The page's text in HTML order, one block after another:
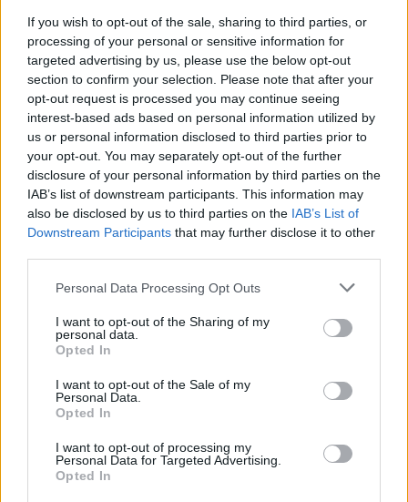
If you wish to opt-out of the sale, sharing to third parties, or
processing of your personal or sensitive information for
targeted advertising by us, please use the below opt-out
section to confirm your selection. Please note that after your
opt-out request is processed you may continue seeing
interest-based ads based on personal information utilized by
us or personal information disclosed to third parties prior to
your opt-out. You may separately opt-out of the further
disclosure of your personal information by third parties on the
IAB’s list of downstream participants. This information may
also be disclosed by us to third parties on the IAB’s List of
Downstream Participants that may further disclose it to other
Personal Data Processing Opt Outs
I want to opt-out of the Sharing of my
personal data.
Opted In
I want to opt-out of the Sale of my
Personal Data.
Opted In
I want to opt-out of processing my
Personal Data for Targeted Advertising.
Opted In
και ομάδες της δύναμης της ΣΚ.Ο.Ε. με
προφορική ή γραπτή δήλωση στον Σκοπευτικό
Όμιλο Λακεδαιμονίων ΄΄ΛΕΩΝΙΔΑΣ ΄΄ έως και
στις 04.Σεπ. 2014 .
Ενστάσεις κατά των αποφάσεων των κριτών
γίνονται μόνον από τον αρχηγό της ομάδος του
σωματείου και αφού καταθέσει παράβολο 50 €
το οποίο επιστρέφεται εάν η ένσταση τύχει
αποδοχής .
Θέσεις των Αθλητών κατά σειρά προσέλευσης .
Το βράδυ του Σαββάτου ο ΄΄ΛΕΩΝΙΔΑΣ΄΄ θα
διανυκτερεύσουν στην περιοχή μας .